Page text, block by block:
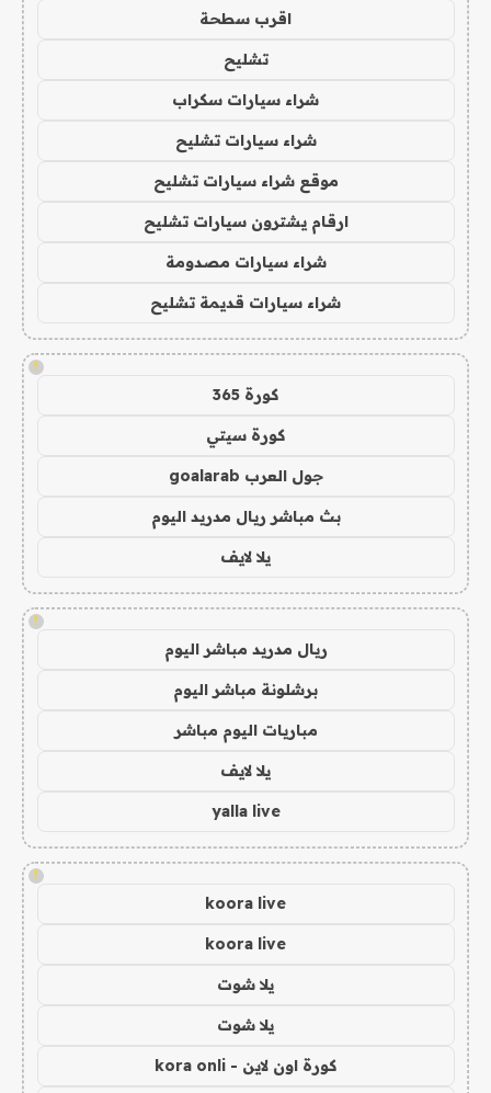
اقرب سطحة
تشليح
شراء سيارات سكراب
شراء سيارات تشليح
موقع شراء سيارات تشليح
ارقام يشترون سيارات تشليح
شراء سيارات مصدومة
شراء سيارات قديمة تشليح
!
كورة 365
كورة سيتي
جول العرب goalarab
بث مباشر ريال مدريد اليوم
يلا لايف
!
ريال مدريد مباشر اليوم
برشلونة مباشر اليوم
مباريات اليوم مباشر
يلا لايف
yalla live
!
koora live
koora live
يلا شوت
يلا شوت
كورة اون لاين - kora onli